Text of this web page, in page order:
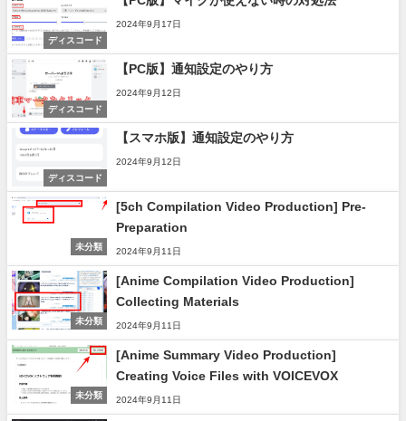
ディスコード
2024年9月17日
ディスコード
【PC版】通知設定のやり方
2024年9月12日
ディスコード
【スマホ版】通知設定のやり方
2024年9月12日
未分類
[5ch Compilation Video Production] Pre-
Preparation
2024年9月11日
未分類
[Anime Compilation Video Production]
Collecting Materials
2024年9月11日
未分類
[Anime Summary Video Production]
Creating Voice Files with VOICEVOX
2024年9月11日